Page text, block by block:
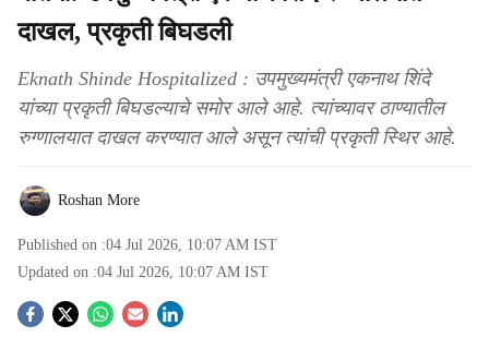
दाखल, प्रकृती बिघडली
Eknath Shinde Hospitalized : उपमुख्यमंत्री एकनाथ शिंदे
यांच्या प्रकृती बिघडल्याचे समोर आले आहे. त्यांच्यावर ठाण्यातील
रुग्णालयात दाखल करण्यात आले असून त्यांची प्रकृती स्थिर आहे.
Roshan More
Published on :04 Jul 2026, 10:07 AM IST
Updated on :04 Jul 2026, 10:07 AM IST
S